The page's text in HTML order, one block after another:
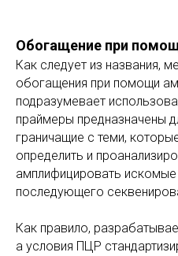
Обогащение при
Как следует из названия,
обогащения при помощи
подразумевает
праймеры предназначены
граничащие с теми,
определить и
амплифицировать
последующего
Как правило,
а условия ПЦР